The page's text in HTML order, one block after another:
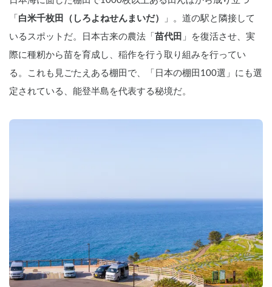
「 白米千枚田（しろよねせんまいだ）
」。道の駅と隣接して
いるスポットだ。日本古来の農法「 苗代田 」を復活させ、実
際に種籾から苗を育成し、稲作を行う取り組みを行ってい
る。これも見ごたえある棚田で、「日本の棚田100選」にも選
定されている、能登半島を代表する秘境だ。